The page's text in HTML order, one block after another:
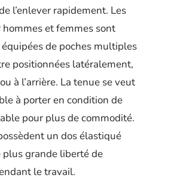
l’enlever rapidement. Les
et femmes sont
de poches multiples
positionnées latéralement,
à l’arrière. La tenue se veut
à porter en condition de
pour plus de commodité.
un dos élastiqué
grande liberté de
le travail.